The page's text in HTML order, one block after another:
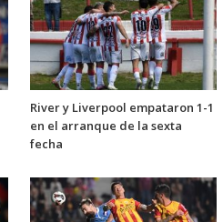
River y Liverpool empataron 1-1
en el arranque de la sexta
fecha